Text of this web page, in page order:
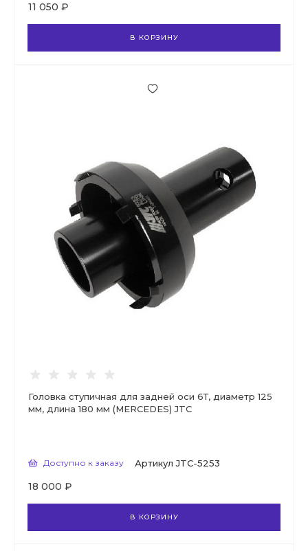
11 050 ₽
В КОРЗИНУ
Головка ступичная для задней оси 6Т, диаметр 125
мм, длина 180 мм (MERCEDES) JTC
Доступно к заказу Артикул JTC-5253
18 000 ₽
В КОРЗИНУ